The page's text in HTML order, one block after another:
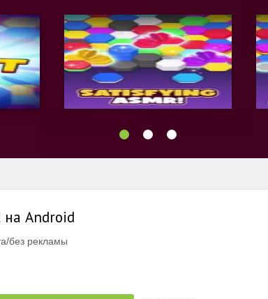
на Android
без рекламы